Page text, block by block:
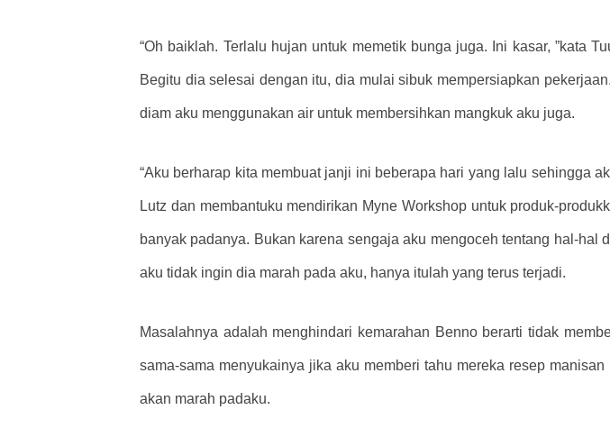
“Oh baiklah. Terlalu hujan untuk memetik bunga juga. Ini kasar, ”kata
Begitu dia selesai dengan itu, dia mulai sibuk mempersiapkan
diam aku menggunakan air untuk membersihkan mangkuk aku juga.
“Aku berharap kita membuat janji ini beberapa hari yang lalu sehingga
Lutz dan membantuku mendirikan Myne Workshop untuk produk-
banyak padanya. Bukan karena sengaja aku mengoceh tentang hal-
aku tidak ingin dia marah pada aku, hanya itulah yang terus terjadi.
Masalahnya adalah menghindari kemarahan Benno berarti tidak
sama-sama menyukainya jika aku memberi tahu mereka resep
akan marah padaku.